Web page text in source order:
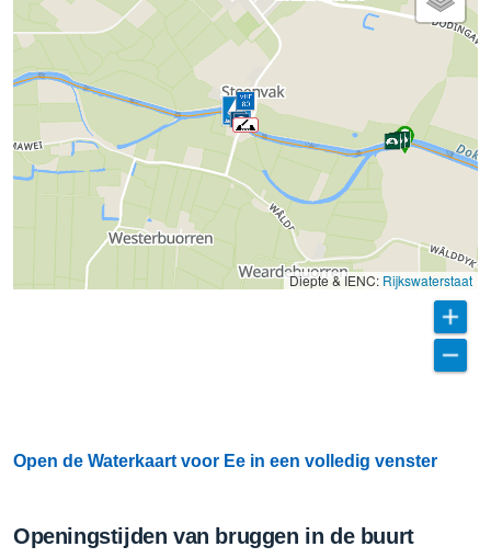
Diepte & IENC: Rijkswaterstaat
Open de Waterkaart voor Ee in een volledig venster
Openingstijden van bruggen in de buurt